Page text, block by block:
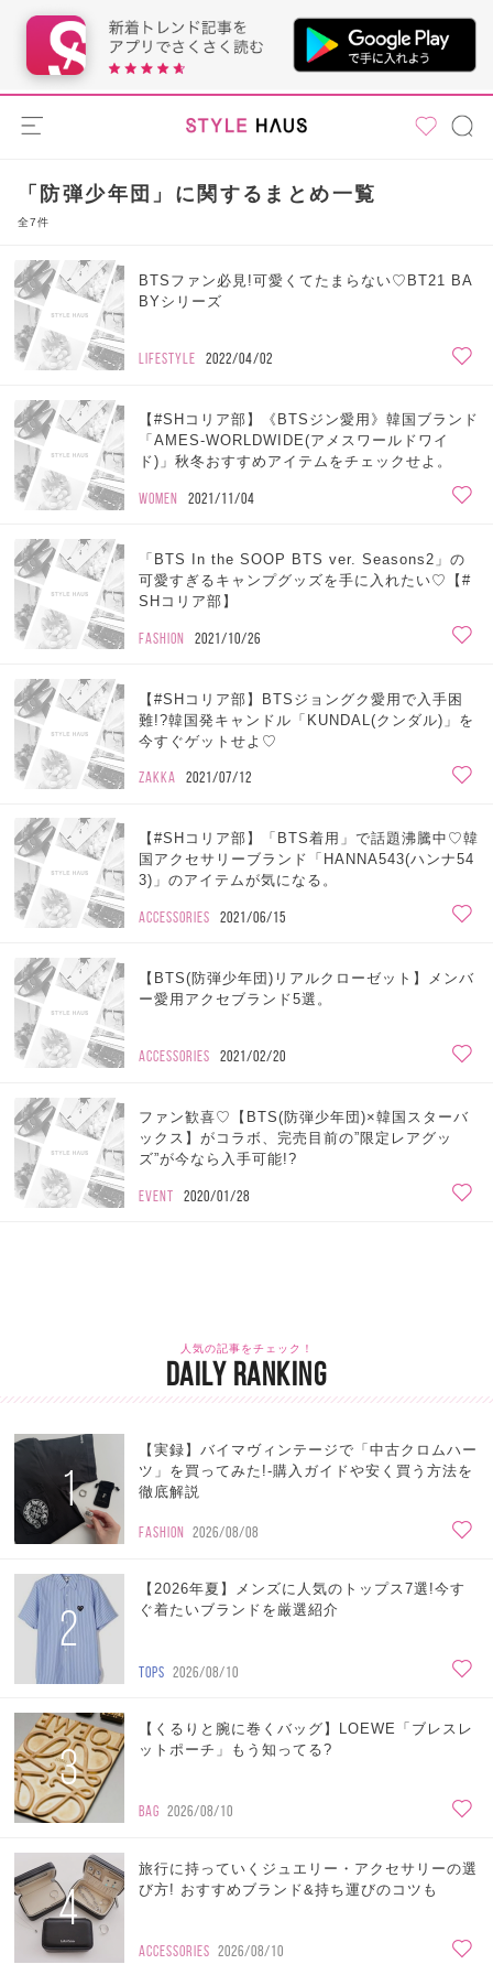
「防弾少年団」に関するまとめ一覧
全7件
BTSファン必見!可愛くてたまらない♡BT21 BA
BYシリーズ
LIFESTYLE 2022/04/02
【#SHコリア部】《BTSジン愛用》韓国ブランド
「AMES-WORLDWIDE(アメスワールドワイ
ド)」秋冬おすすめアイテムをチェックせよ。
WOMEN 2021/11/04
「BTS In the SOOP BTS ver. Seasons2」の
可愛すぎるキャンプグッズを手に入れたい♡【#
SHコリア部】
FASHION 2021/10/26
【#SHコリア部】BTSジョングク愛用で入手困
難!?韓国発キャンドル「KUNDAL(クンダル)」を
今すぐゲットせよ♡
ZAKKA 2021/07/12
【#SHコリア部】「BTS着用」で話題沸騰中♡韓
国アクセサリーブランド「HANNA543(ハンナ54
3)」のアイテムが気になる。
ACCESSORIES 2021/06/15
【BTS(防弾少年団)リアルクローゼット】メンバ
ー愛用アクセブランド5選。
ACCESSORIES 2021/02/20
ファン歓喜♡【BTS(防弾少年団)×韓国スターバ
ックス】がコラボ、完売目前の”限定レアグッ
ズ”が今なら入手可能!?
EVENT 2020/01/28
人気の記事をチェック！
DAILY RANKING
1
【実録】バイマヴィンテージで「中古クロムハー
ツ」を買ってみた!-購入ガイドや安く買う方法を
徹底解説
FASHION 2026/08/08
2
【2026年夏】メンズに人気のトップス7選!今す
ぐ着たいブランドを厳選紹介
TOPS 2026/08/10
3
【くるりと腕に巻くバッグ】LOEWE「ブレスレ
ットポーチ」もう知ってる?
BAG 2026/08/10
4
旅行に持っていくジュエリー・アクセサリーの選
び方! おすすめブランド&持ち運びのコツも
ACCESSORIES 2026/08/10